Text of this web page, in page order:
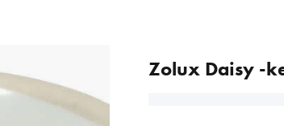
Zolux Daisy -